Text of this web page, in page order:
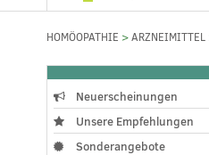
HOMÖOPATHIE >ARZNEIMITTEL
Neuerscheinungen
Unsere Empfehlungen
Sonderangebote